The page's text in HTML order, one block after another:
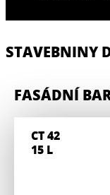
STAVEBNINY
FASÁDNÍ
CT 42
15 L